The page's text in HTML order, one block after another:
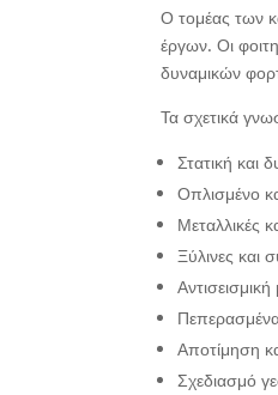
Ο τομέας των
έργων. Οι
δυναμικών
Τα σχετικά
Στατική και
Οπλισμένο
Μεταλλικές
Ξύλινες και
Πεπερασμένα
Αποτίμηση
Σχεδιασμό